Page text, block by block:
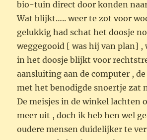
bio-tuin direct door konden
Wat blijkt….. weer te zot voor
gelukkig had schat het doosje
weggegooid [ was hij van plan] ,
in het doosje blijkt voor
aansluiting aan de computer ,
met het benodigde snoertje zat
De meisjes in de winkel lachten
meer uit , doch ik heb hen wel
oudere mensen duidelijker te